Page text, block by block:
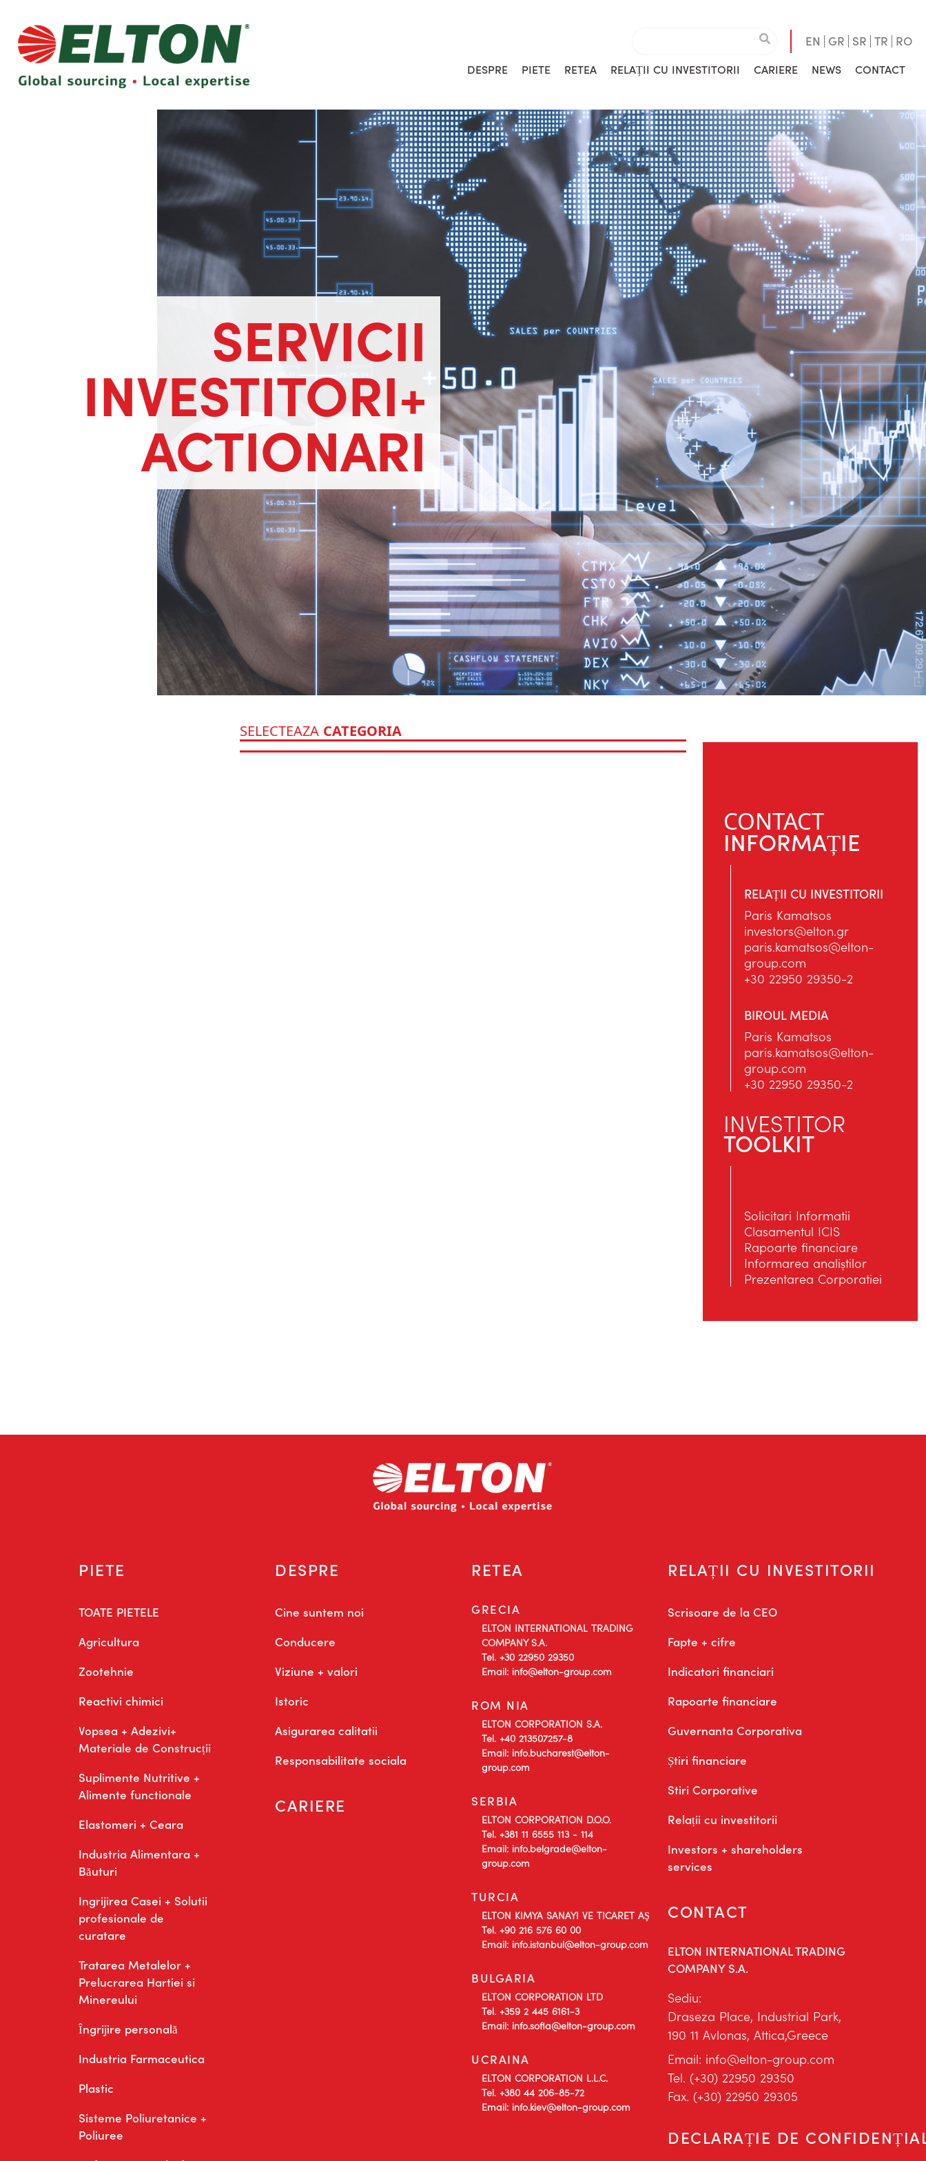
EN GR SR TR RO
DESPRE PIETE RETEA RELAȚII CU INVESTITORII CARIERE NEWS CONTACT
SERVICII
INVESTITORI+
ACTIONARI
SELECTEAZA CATEGORIA
CONTACT
INFORMAȚIE
RELAȚII CU INVESTITORII
Paris Kamatsos
investors@elton.gr
paris.kamatsos@elton-
group.com
+30 22950 29350-2
BIROUL MEDIA
Paris Kamatsos
paris.kamatsos@elton-
group.com
+30 22950 29350-2
INVESTITOR
TOOLKIT
Solicitari Informatii
Clasamentul ICIS
Rapoarte financiare
Informarea analiștilor
Prezentarea Corporatiei
PIETE
TOATE PIETELE
Agricultura
Zootehnie
Reactivi chimici
Vopsea + Adezivi+
Materiale de Construcții
Suplimente Nutritive +
Alimente functionale
Elastomeri + Ceara
Industria Alimentara +
Băuturi
Ingrijirea Casei + Solutii
profesionale de
curatare
Tratarea Metalelor +
Prelucrarea Hartiei si
Minereului
Îngrijire personală
Industria Farmaceutica
Plastic
Sisteme Poliuretanice +
Poliuree
DESPRE
Cine suntem noi
Conducere
Viziune + valori
Istoric
Asigurarea calitatii
Responsabilitate sociala
CARIERE
RETEA
GRECIA
ELTON INTERNATIONAL TRADING
COMPANY S.A.
Tel. +30 22950 29350
Email: info@elton-group.com
ROM NIA
ELTON CORPORATION S.A.
Tel. +40 213507257-8
Email: info.bucharest@elton-
group.com
SERBIA
ELTON CORPORATION D.O.O.
Tel. +381 11 6555 113 - 114
Email: info.belgrade@elton-
group.com
TURCIA
ELTON KIMYA SANAYI VE TICARET AŞ
Tel. +90 216 576 60 00
Email: info.istanbul@elton-group.com
BULGARIA
ELTON CORPORATION LTD
Tel. +359 2 445 6161-3
Email: info.sofia@elton-group.com
UCRAINA
ELTON CORPORATION L.L.C.
Tel. +380 44 206-85-72
Email: info.kiev@elton-group.com
RELAȚII CU INVESTITORII
Scrisoare de la CEO
Fapte + cifre
Indicatori financiari
Rapoarte financiare
Guvernanta Corporativa
Știri financiare
Stiri Corporative
Relații cu investitorii
Investors + shareholders
services
CONTACT
ELTON INTERNATIONAL TRADING
COMPANY S.A.
Sediu:
Draseza Place, Industrial Park,
190 11 Avlonas, Attica,Greece
Email: info@elton-group.com
Tel. (+30) 22950 29350
Fax. (+30) 22950 29305
DECLARAȚIE DE